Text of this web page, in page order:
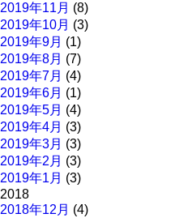
2019年11月 (8)
2019年10月 (3)
2019年9月 (1)
2019年8月 (7)
2019年7月 (4)
2019年6月 (1)
2019年5月 (4)
2019年4月 (3)
2019年3月 (3)
2019年2月 (3)
2019年1月 (3)
2018
2018年12月 (4)